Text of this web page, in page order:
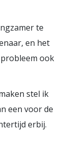
te
en het
ook
stel ik
een voor de
erbij.